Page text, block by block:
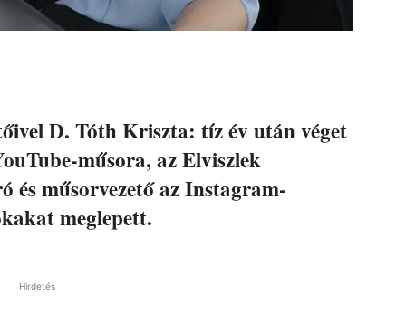
D. Tóth Kriszta: tíz év után véget
műsora, az Elviszlek
és műsorvezető az Instagram-
meglepett.
Hirdetés